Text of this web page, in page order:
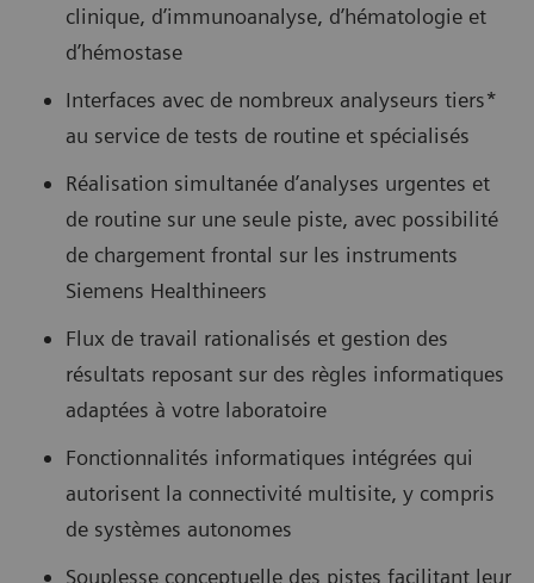
clinique, d’immunoanalyse, d’hématologie et
d’hémostase
Interfaces avec de nombreux analyseurs tiers*
au service de tests de routine et spécialisés
Réalisation simultanée d’analyses urgentes et
de routine sur une seule piste, avec possibilité
de chargement frontal sur les instruments
Siemens Healthineers
Flux de travail rationalisés et gestion des
résultats reposant sur des règles informatiques
adaptées à votre laboratoire
Fonctionnalités informatiques intégrées qui
autorisent la connectivité multisite, y compris
de systèmes autonomes
Souplesse conceptuelle des pistes facilitant leur